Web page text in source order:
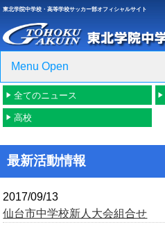
東北学院中学校・高等学校サッカー部オフィシャルサイト
Menu Open
TOP
全てのニュース
高校
最新活動情報
2017/09/13
仙台市中学校新人大会組合せ